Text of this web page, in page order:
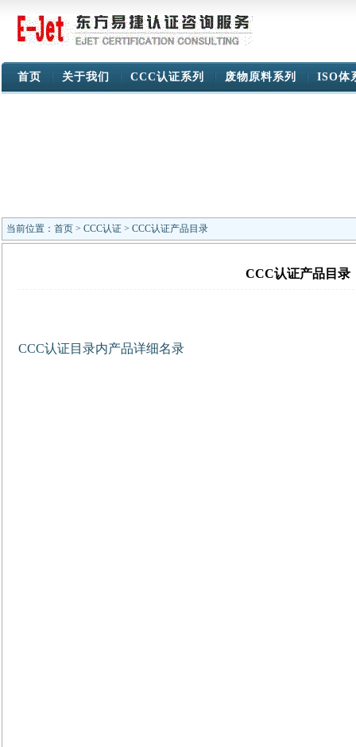
首页 关于我们 CCC认证系列 废物原料系列 ISO体
当前位置： 首页 > CCC认证 > CCC认证产品目录
CCC认证产品目录
CCC认证目录内产品详细名录